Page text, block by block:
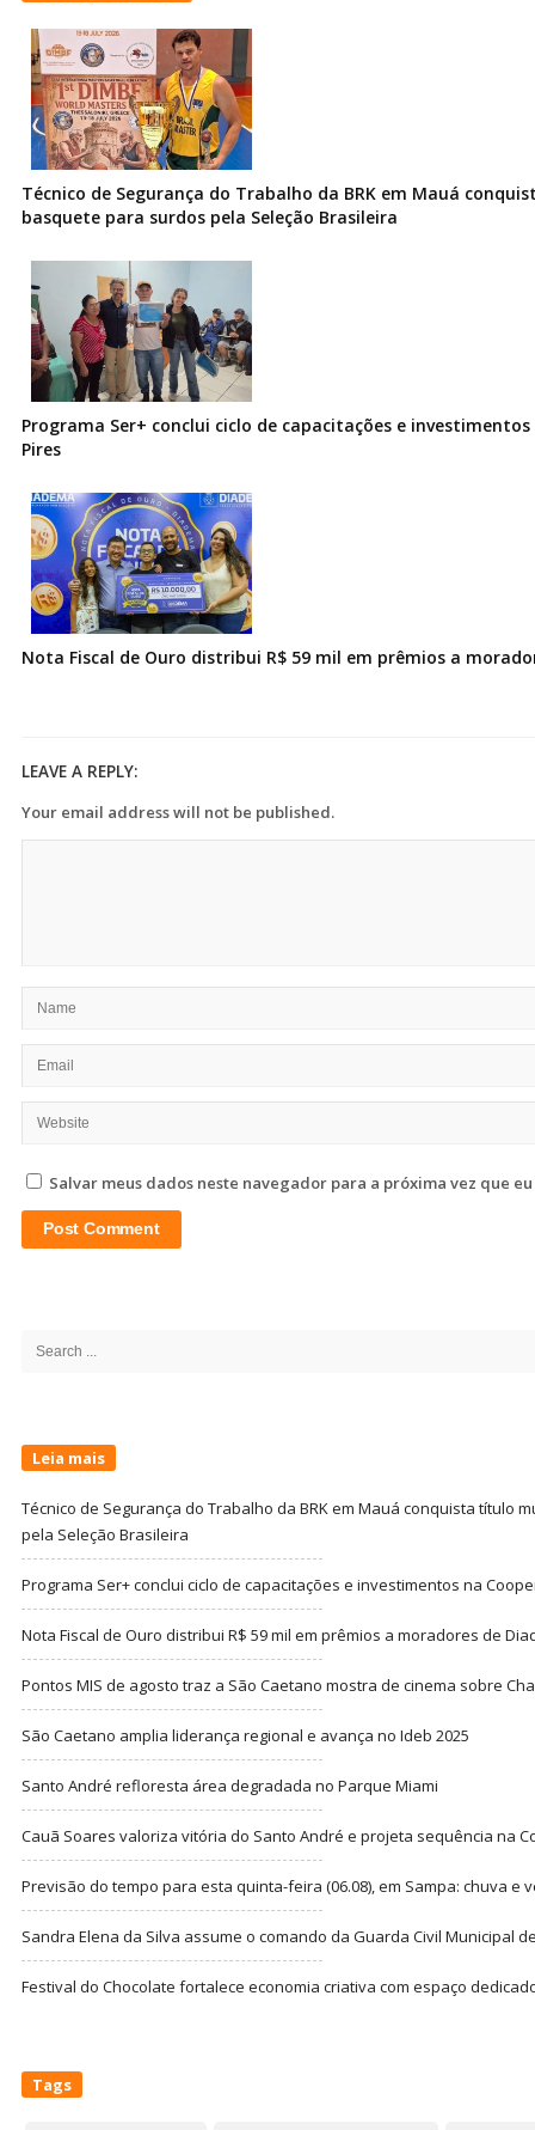
Técnico de Segurança do Trabalho da BRK em Mauá
basquete para surdos pela Seleção Brasileira
Programa Ser+ conclui ciclo de capacitações e
Pires
Nota Fiscal de Ouro distribui R$ 59 mil em prêmios a
LEAVE A REPLY:
Your email address will not be published.
Salvar meus dados neste navegador para a próxima vez que
Search
Leia mais
Técnico de Segurança do Trabalho da BRK em Mauá conquista título
pela Seleção Brasileira
Programa Ser+ conclui ciclo de capacitações e investimentos na
Nota Fiscal de Ouro distribui R$ 59 mil em prêmios a moradores de
Pontos MIS de agosto traz a São Caetano mostra de cinema sobre
São Caetano amplia liderança regional e avança no Ideb 2025
Santo André refloresta área degradada no Parque Miami
Cauã Soares valoriza vitória do Santo André e projeta sequência na
Previsão do tempo para esta quinta-feira (06.08), em Sampa: chuva e
Sandra Elena da Silva assume o comando da Guarda Civil Municipal
Festival do Chocolate fortalece economia criativa com espaço
Tags